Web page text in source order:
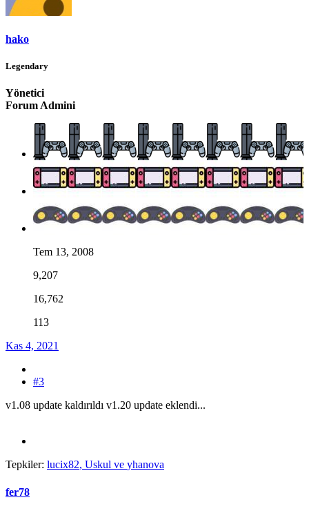
hako
Legendary
Yönetici
Forum Admini
Tem 13, 2008
9,207
16,762
113
Kas 4, 2021
#3
v1.08 update kaldırıldı v1.20 update eklendi...
Tepkiler: lucix82, Uskul ve yhanova
fer78